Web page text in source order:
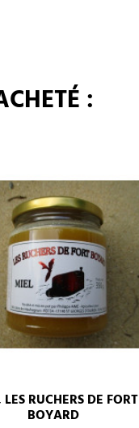
:
RUCHERS DE FORT
BOYARD